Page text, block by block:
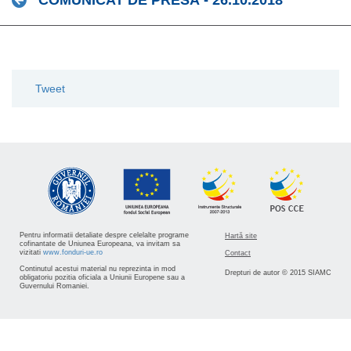
Tweet
Pentru informatii detaliate despre celelalte programe
cofinantate de Uniunea Europeana, va invitam sa
vizitati www.fonduri-ue.ro
Continutul acestui material nu reprezinta in mod
obligatoriu pozitia oficiala a Uniunii Europene sau a
Guvernului Romaniei.
Hartă site
Contact
Drepturi de autor © 2015 SIAMC